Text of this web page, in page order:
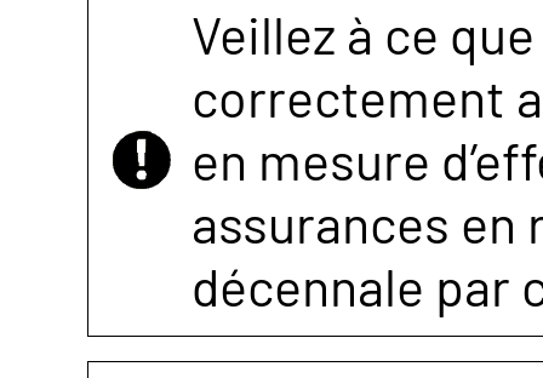
Veillez à ce
correctement
en mesure
assurances
décennale par